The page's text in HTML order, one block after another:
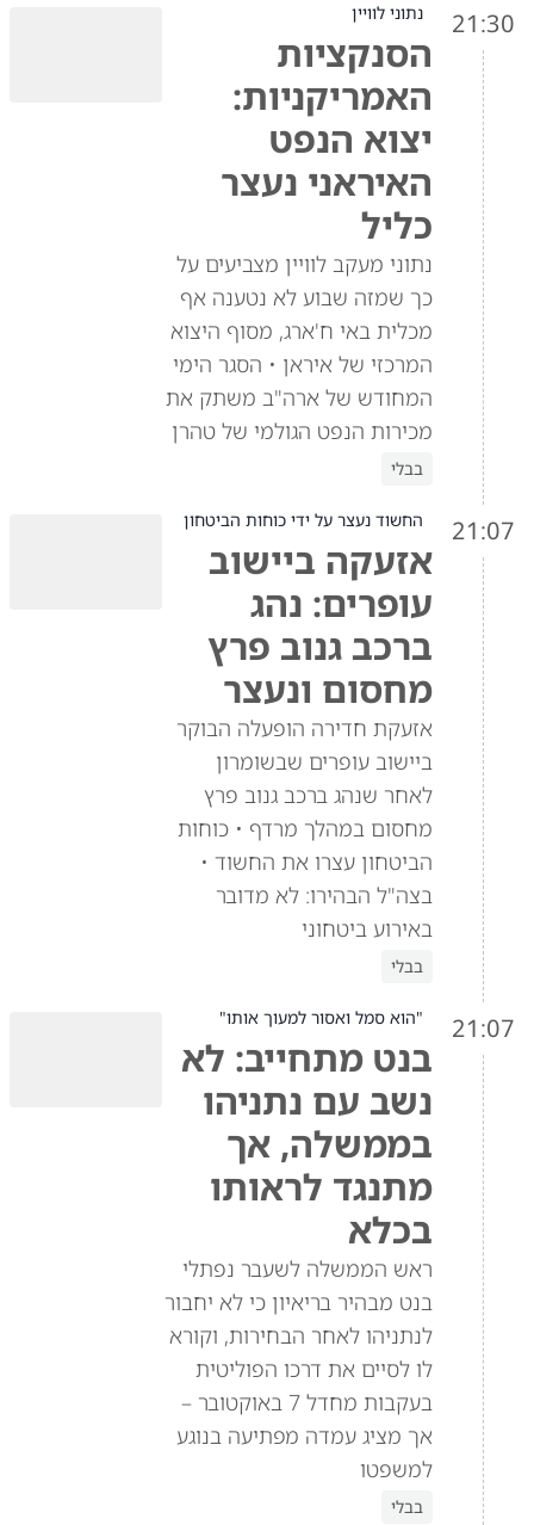
21:30 נתוני לוויין
הסנקציות
האמריקניות:
יצוא הנפט
האיראני נעצר
כליל
נתוני מעקב לוויין מצביעים על
כך שמזה שבוע לא נטענה אף
מכלית באי ח'ארג, מסוף היצוא
המרכזי של איראן • הסגר הימי
המחודש של ארה"ב משתק את
מכירות הנפט הגולמי של טהרן
בבלי
21:07 החשוד נעצר על ידי כוחות הביטחון
אזעקה ביישוב
עופרים: נהג
ברכב גנוב פרץ
מחסום ונעצר
אזעקת חדירה הופעלה הבוקר
ביישוב עופרים שבשומרון
לאחר שנהג ברכב גנוב פרץ
מחסום במהלך מרדף • כוחות
הביטחון עצרו את החשוד •
בצה"ל הבהירו: לא מדובר
באירוע ביטחוני
בבלי
21:07 "הוא סמל ואסור למעוך אותו"
בנט מתחייב: לא
נשב עם נתניהו
בממשלה, אך
מתנגד לראותו
בכלא
ראש הממשלה לשעבר נפתלי
בנט מבהיר בריאיון כי לא יחבור
לנתניהו לאחר הבחירות, וקורא
לו לסיים את דרכו הפוליטית
בעקבות מחדל 7 באוקטובר –
אך מציג עמדה מפתיעה בנוגע
למשפטו
בבלי